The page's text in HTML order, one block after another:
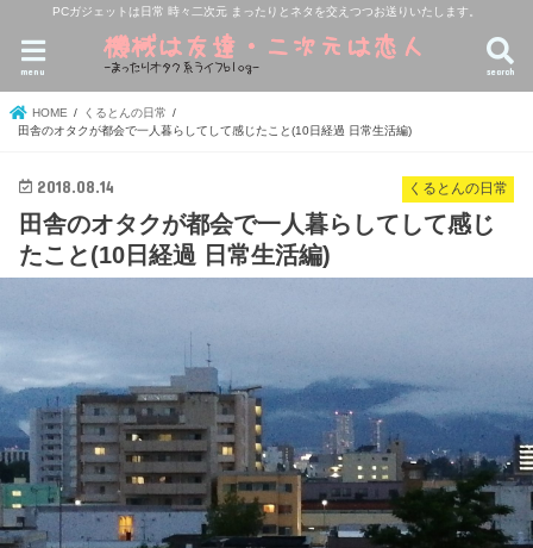
PCガジェットは日常 時々二次元 まったりとネタを交えつつお送りいたします。
search
menu
HOME
くるとんの日常
田舎のオタクが都会で一人暮らしてして感じたこと(10日経過 日常生活編)
くるとんの日常
2018.08.14
田舎のオタクが都会で一人暮らしてして感じ
たこと(10日経過 日常生活編)